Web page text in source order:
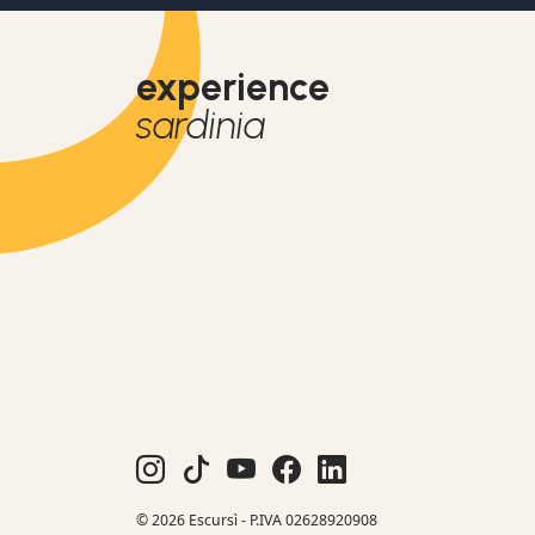
experience
sardinia
© 2026 Escursì - P.IVA 02628920908